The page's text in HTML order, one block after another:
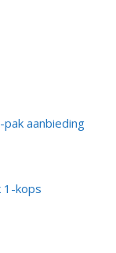
aanbieding
1-kops